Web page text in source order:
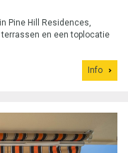
Pine Hill Residences,
en een toplocatie
Info